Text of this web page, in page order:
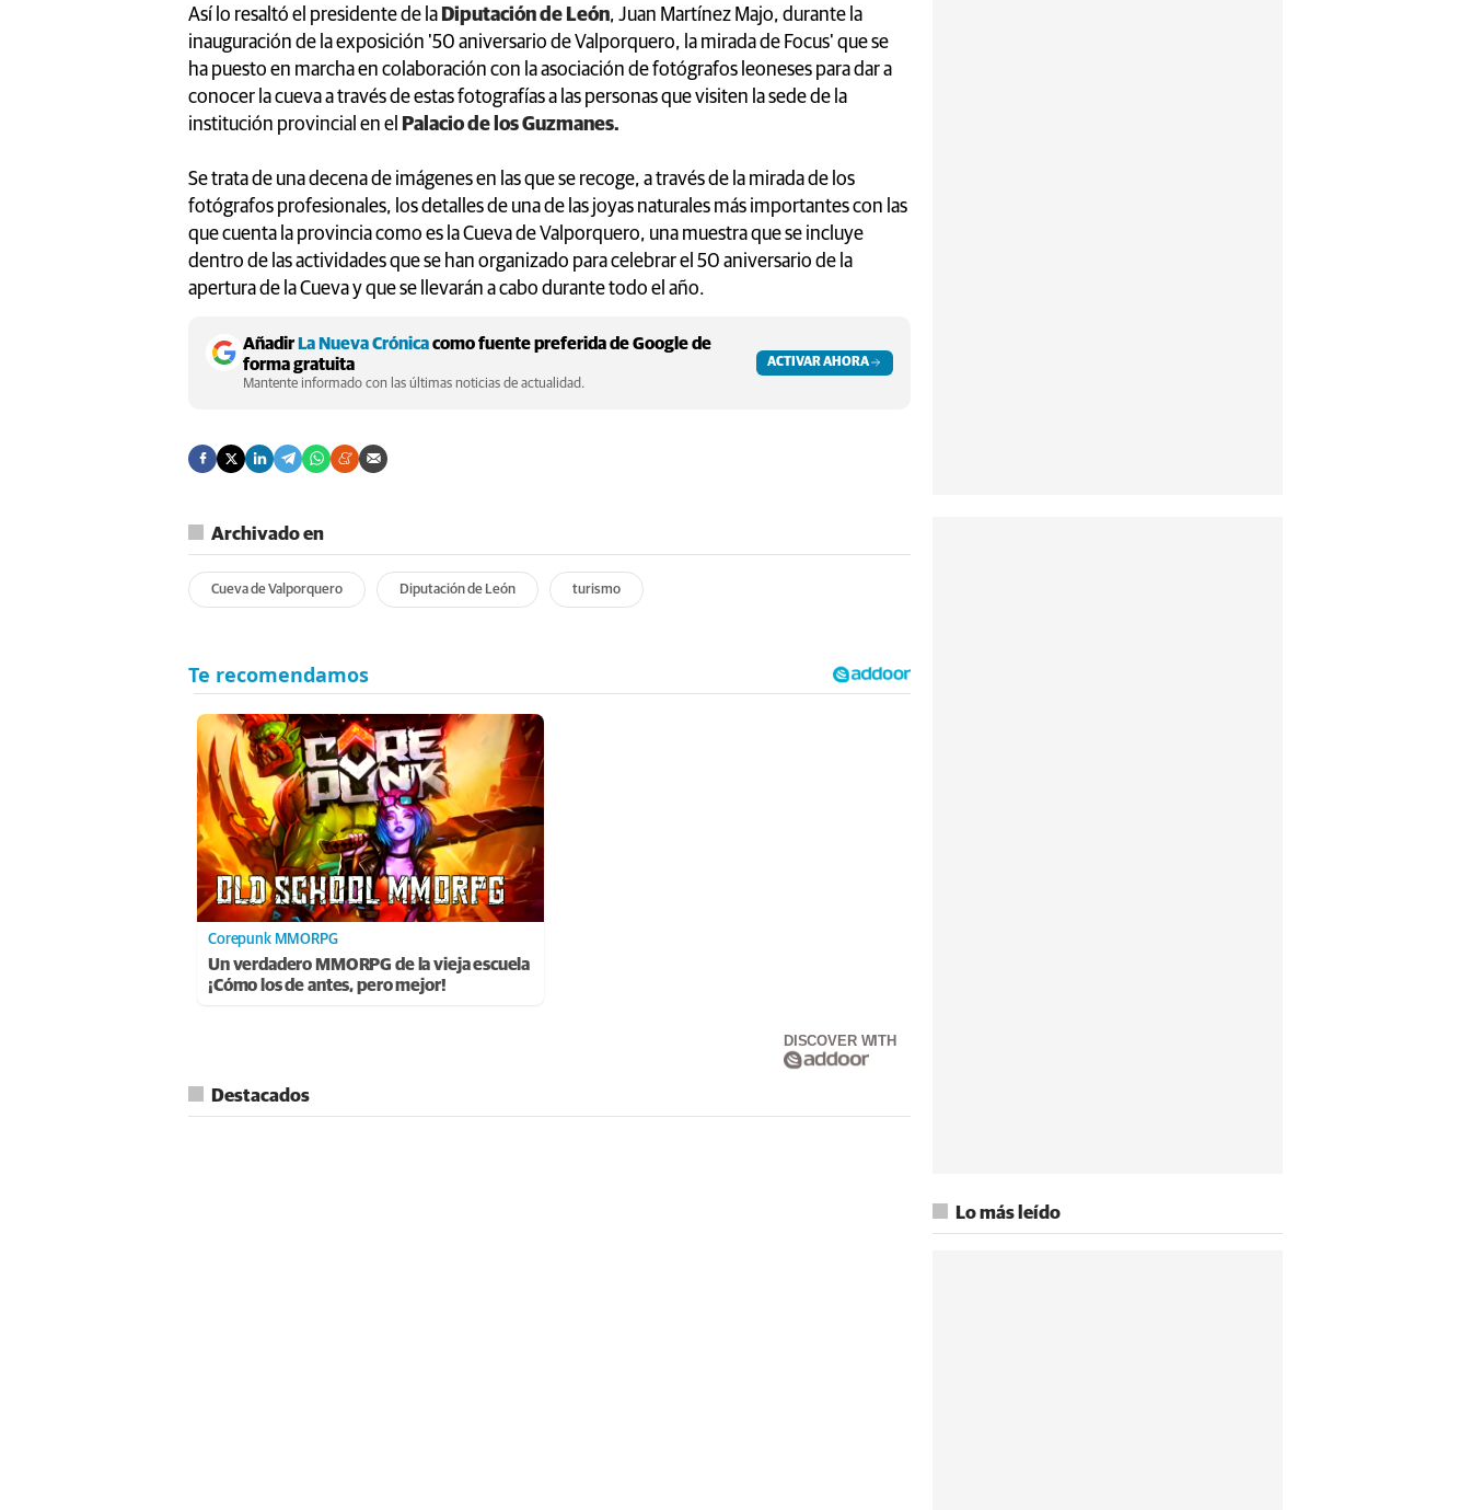
Así lo resaltó el presidente de la Diputación de León, Juan Martínez Majo, durante la
inauguración de la exposición '50 aniversario de Valporquero, la mirada de Focus' que se
ha puesto en marcha en colaboración con la asociación de fotógrafos leoneses para dar a
conocer la cueva a través de estas fotografías a las personas que visiten la sede de la
institución provincial en el
Palacio de los Guzmanes.
Se trata de una decena de imágenes en las que se recoge, a través de la mirada de los
fotógrafos profesionales, los detalles de una de las joyas naturales más importantes con las
que cuenta la provincia como es la Cueva de Valporquero, una muestra que se incluye
dentro de las actividades que se han organizado para celebrar el 50 aniversario de la
apertura de la Cueva y que se llevarán a cabo durante todo el año.
AñadirLa Nueva Crónicacomo fuente preferida de Google de
forma gratuita
Mantente informado con las últimas noticias de actualidad.
ACTIVAR AHORA
Archivado en
Cueva de Valporquero Diputación de León turismo
Corepunk MMORPG
Un verdadero MMORPG de la vieja escuela
¡Cómo los de antes, pero mejor!
DISCOVER WITH
Destacados
Lo más leído